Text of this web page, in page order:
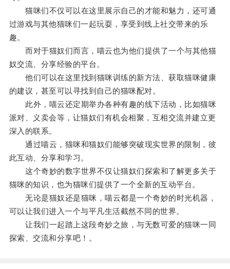
猫咪们不仅可以在这里展示自己的才能和魅力，还可通
过游戏与其他猫咪们一起玩耍，享受到线上社交带来的乐
趣。
而对于猫奴们而言，喵云也为他们提供了一个与其他猫
奴交流、分享经验的平台。
他们可以在这里找到猫咪训练的新方法、获取猫咪健康
的建议，甚至可以寻找到自己的猫咪配对。
此外，喵云还定期举办各种有趣的线下活动，比如猫咪
派对、义卖会等，让猫奴们有机会相聚，互相交流并建立更
深入的联系。
通过喵云，猫咪和猫奴们能够突破现实世界的限制，彼
此互动、分享和学习。
这个奇妙的数字世界不仅让猫奴们探索和了解更多关于
猫咪的知识，也为猫咪们提供了一个全新的互动平台。
无论是猫奴还是猫咪，喵云都是一个奇妙的时光机器，
可以让我们进入一个与平凡生活截然不同的世界。
让我们一起踏上这段奇妙之旅，与无数可爱的猫咪一同
探索、交流和分享吧！。